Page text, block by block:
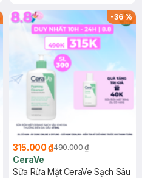
-36%
315.000 ₫490.000 ₫
CeraVe
Sữa Rửa Mặt CeraVe Sạch Sâu